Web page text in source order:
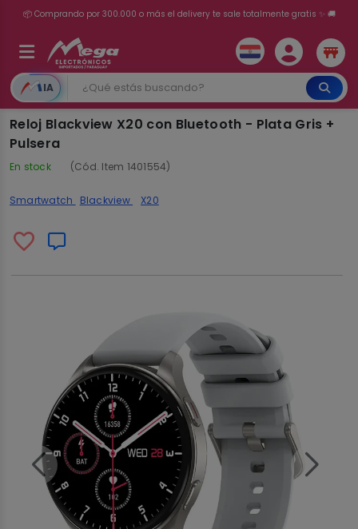
💳 ¡HASTA 24 CUOTAS SIN INTERÉS con tarjetas adheridas!
IA
Reloj Blackview X20 con Bluetooth - Plata Gris +
Pulsera
En stock (Cód. Item 1401554)
Smartwatch Blackview X20